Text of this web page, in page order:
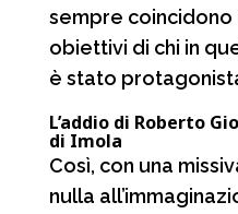
sempre coincidono
obiettivi di chi in
è stato
L’addio di Roberto
di Imola
Così, con una
nulla